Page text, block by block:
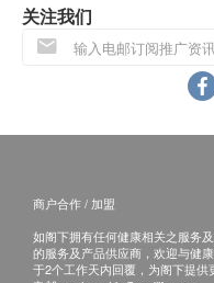
不排除運送時間會
訊號懸掛或黑色暴
所有訂單須視乎
客再作安排。
退換條款：
关注我们
商户合作 / 加盟
如阁下拥有任何健康相关之服务
的服务及产品供应商，欢迎与健
于2个工作天内回覆，为阁下提供